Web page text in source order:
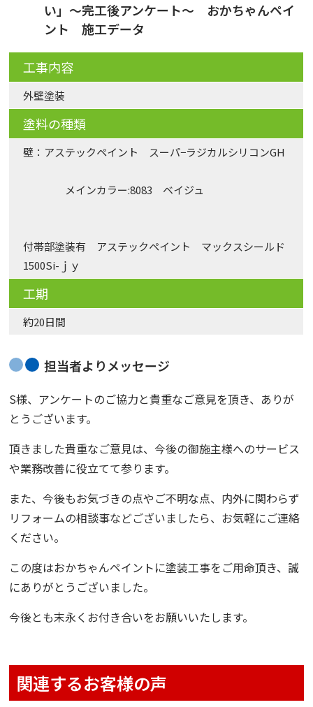
い」〜完工後アンケート〜 おかちゃんペイ
ント 施工データ
工事内容
外壁塗装
塗料の種類
壁：アステックペイント スーパ−ラジカルシリコンGH
メインカラー:8083 ベイジュ
付帯部塗装有 アステックペイント マックスシールド
1500Si-ｊｙ
工期
約20日間
担当者よりメッセージ
S様、アンケートのご協力と貴重なご意見を頂き、ありが
とうございます。
頂きました貴重なご意見は、今後の御施主様へのサービス
や業務改善に役立てて参ります。
また、今後もお気づきの点やご不明な点、内外に関わらず
リフォームの相談事などございましたら、お気軽にご連絡
ください。
この度はおかちゃんペイントに塗装工事をご用命頂き、誠
にありがとうございました。
今後とも末永くお付き合いをお願いいたします。
関連するお客様の声